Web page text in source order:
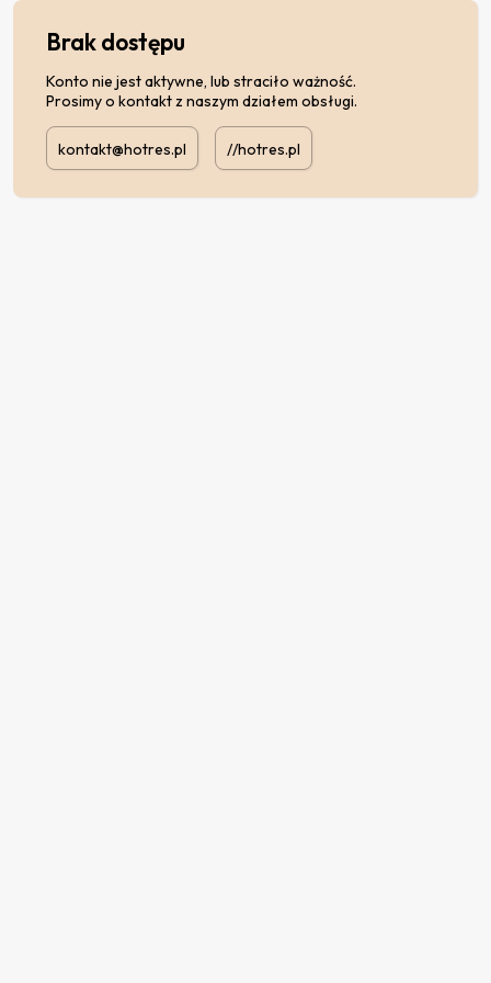
Brak dostępu
Konto nie jest aktywne, lub straciło ważność.
Prosimy o kontakt z naszym działem obsługi.
kontakt@hotres.pl //hotres.pl